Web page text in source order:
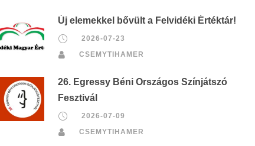
Új elemekkel bővült a Felvidéki Értéktár!
2026-07-23
CSEMYTIHAMER
26. Egressy Béni Országos Színjátszó
Fesztivál
2026-07-09
CSEMYTIHAMER